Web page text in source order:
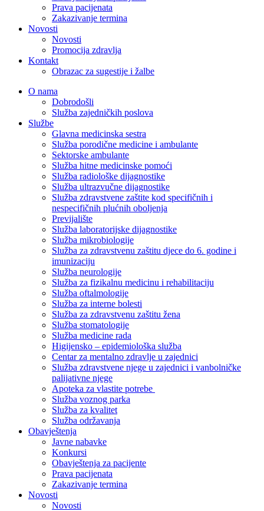
Prava pacijenata
Zakazivanje termina
Novosti
Novosti
Promocija zdravlja
Kontakt
Obrazac za sugestije i žalbe
O nama
Dobrodošli
Služba zajedničkih poslova
Službe
Glavna medicinska sestra
Služba porodične medicine i ambulante
Sektorske ambulante
Služba hitne medicinske pomoći
Služba radiološke dijagnostike
Služba ultrazvučne dijagnostike
Služba zdravstvene zaštite kod specifičnih i
nespecifičnih plućnih oboljenja
Previjalište
Služba laboratorijske dijagnostike
Služba mikrobiologije
Služba za zdravstvenu zaštitu djece do 6. godine i
imunizaciju
Služba neurologije
Služba za fizikalnu medicinu i rehabilitaciju
Služba oftalmologije
Služba za interne bolesti
Služba za zdravstvenu zaštitu žena
Služba stomatologije
Služba medicine rada
Higijensko – epidemiološka služba
Centar za mentalno zdravlje u zajednici
Služba zdravstvene njege u zajednici i vanbolničke
palijativne njege
Apoteka za vlastite potrebe
Služba voznog parka
Služba za kvalitet
Služba održavanja
Obavještenja
Javne nabavke
Konkursi
Obavještenja za pacijente
Prava pacijenata
Zakazivanje termina
Novosti
Novosti